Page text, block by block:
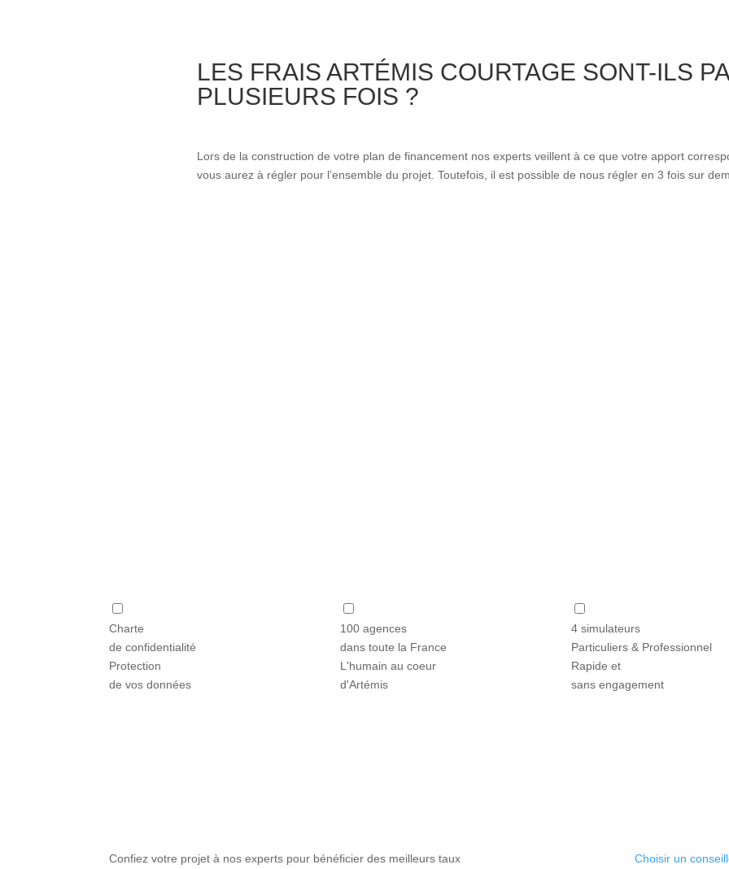
LES FRAIS ARTÉMIS COURTAGE SONT-ILS
PLUSIEURS FOIS ?
Lors de la construction de votre plan de financement nos experts veillent à ce que votre apport
vous aurez à régler pour l’ensemble du projet. Toutefois, il est possible de nous régler en 3 fois sur
Charte
de confidentialité
Protection
de vos données
100 agences
dans toute la France
L'humain au coeur
d'Artémis
4 simulateurs
Particuliers & Professionnel
Rapide et
sans engagement
Confiez votre projet à nos experts pour bénéficier des meilleurs taux
Choisir un